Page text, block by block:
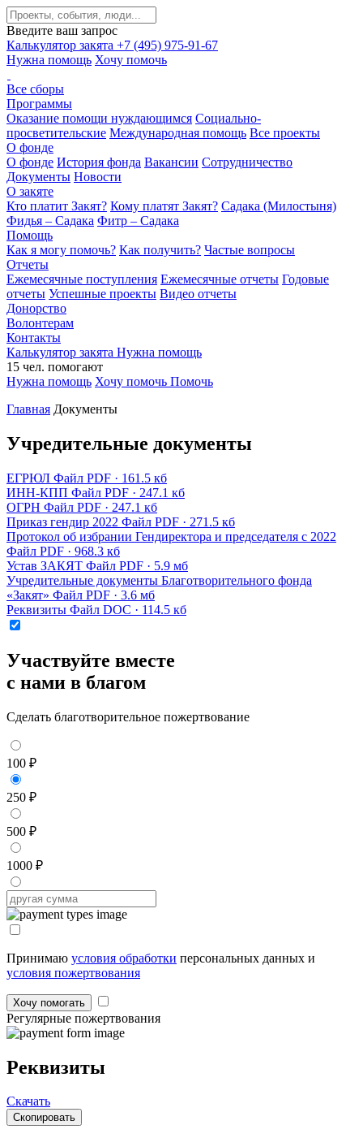
Введите ваш запрос
Калькулятор закята +7 (495) 975-91-67
Нужна помощь Хочу помочь
Все сборы
Программы
Оказание помощи нуждающимся Социально-
просветительские Международная помощь Все проекты
О фонде
О фонде История фонда Вакансии Сотрудничество
Документы Новости
О закяте
Кто платит Закят? Кому платят Закят? Садака (Милостыня)
Фидья – Садака Фитр – Садака
Помощь
Как я могу помочь? Как получить? Частые вопросы
Отчеты
Ежемесячные поступления Ежемесячные отчеты Годовые
отчеты Успешные проекты Видео отчеты
Донорство
Волонтерам
Контакты
Калькулятор закята Нужна помощь
15 чел. помогают
Нужна помощь Хочу помочь Помочь
Главная Документы
Учредительные документы
ЕГРЮЛ Файл PDF · 161.5 кб
ИНН-КПП Файл PDF · 247.1 кб
ОГРН Файл PDF · 247.1 кб
Приказ гендир 2022 Файл PDF · 271.5 кб
Протокол об избрании Гендиректора и председателя с 2022
Файл PDF · 968.3 кб
Устав ЗАКЯТ Файл PDF · 5.9 мб
Учредительные документы Благотворительного фонда
«Закят» Файл PDF · 3.6 мб
Реквизиты Файл DOC · 114.5 кб
Участвуйте вместе
с нами в благом
Сделать благотворительное пожертвование
100 ₽
250 ₽
500 ₽
1000 ₽
Принимаю условия обработки персональных данных и
условия пожертвования
Хочу помогать
Регулярные пожертвования
Реквизиты
Скачать
Скопировать